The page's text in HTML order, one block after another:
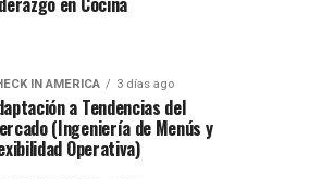
IN AMERICA 3 días ago
a Tendencias del
(Ingeniería de Menús y
Operativa)